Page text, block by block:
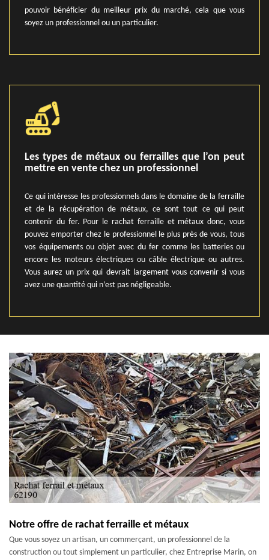
pouvoir bénéficier du meilleur prix du marché, cela que vous
soyez un professionnel ou un particulier.
Les types de métaux ou ferrailles que l’on peut
mettre en vente chez un professionnel
Ce qui intéresse les professionnels dans le domaine de la ferraille
et de la récupération de métaux, ce sont tout ce qui peut
contenir du fer. Pour le rachat ferraille et métaux donc, vous
pouvez emporter chez le professionnel le plus près de vous, tous
vos équipements ou objet avec du fer comme les batteries ou
encore les moteurs électriques ou câble électrique ou autres.
Vous aurez un prix qui devrait largement vous convenir si vous
avez une quantité qui n’est pas négligeable.
Notre offre de rachat ferraille et métaux
Que vous soyez un artisan, un commerçant, un professionnel de la
construction ou tout simplement un particulier, chez Entreprise Marin, on